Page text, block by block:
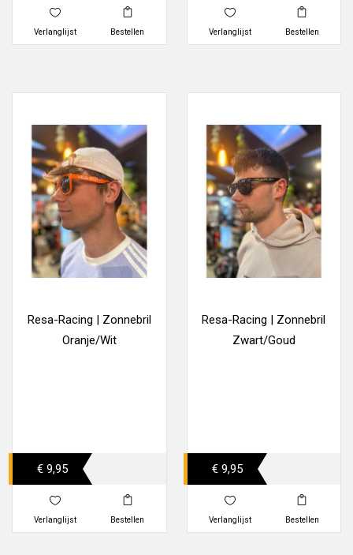
Verlanglijst Bestellen Verlanglijst Bestellen
Resa-Racing | Zonnebril
Oranje/Wit
€ 9,95
Verlanglijst Bestellen
Resa-Racing | Zonnebril
Zwart/Goud
€ 9,95
Verlanglijst Bestellen